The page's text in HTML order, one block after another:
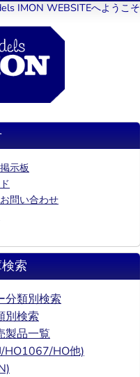
IMON WEBSITEへようこそ
示板
問い合わせ
索
分類別検索
別検索
製品一覧
HO1067/HO他)